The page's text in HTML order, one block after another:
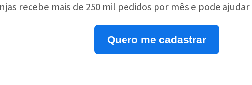
recebe mais de 250 mil pedidos por mês e pode
Quero me cadastrar